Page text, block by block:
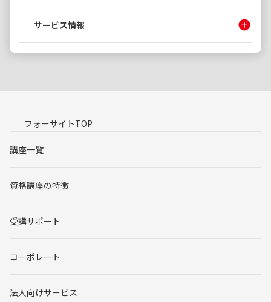
サービス情報
フォーサイトTOP
講座一覧
資格講座の特徴
受講サポート
コーポレート
法人向けサービス